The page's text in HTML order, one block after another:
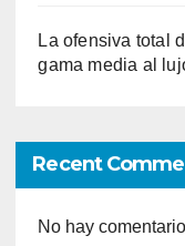
La ofensiva total
gama media al
Recent
No hay